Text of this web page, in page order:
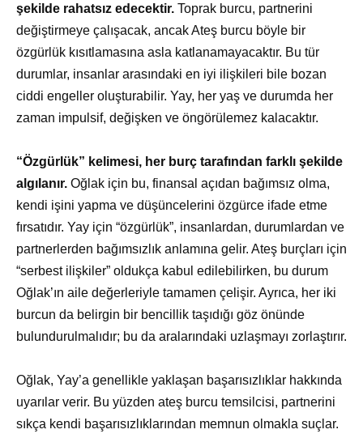
şekilde rahatsız edecektir. Toprak burcu, partnerini
değiştirmeye çalışacak, ancak Ateş burcu böyle bir
özgürlük kısıtlamasına asla katlanamayacaktır. Bu tür
durumlar, insanlar arasındaki en iyi ilişkileri bile bozan
ciddi engeller oluşturabilir. Yay, her yaş ve durumda her
zaman impulsif, değişken ve öngörülemez kalacaktır.
“Özgürlük” kelimesi, her burç tarafından farklı şekilde
algılanır. Oğlak için bu, finansal açıdan bağımsız olma,
kendi işini yapma ve düşüncelerini özgürce ifade etme
fırsatıdır. Yay için “özgürlük”, insanlardan, durumlardan ve
partnerlerden bağımsızlık anlamına gelir. Ateş burçları için
“serbest ilişkiler” oldukça kabul edilebilirken, bu durum
Oğlak’ın aile değerleriyle tamamen çelişir. Ayrıca, her iki
burcun da belirgin bir bencillik taşıdığı göz önünde
bulundurulmalıdır; bu da aralarındaki uzlaşmayı zorlaştırır.
Oğlak, Yay’a genellikle yaklaşan başarısızlıklar hakkında
uyarılar verir. Bu yüzden ateş burcu temsilcisi, partnerini
sıkça kendi başarısızlıklarından memnun olmakla suçlar.